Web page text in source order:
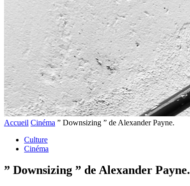
Accueil Cinéma ” Downsizing ” de Alexander Payne.
Culture
Cinéma
” Downsizing ” de Alexander Payne.